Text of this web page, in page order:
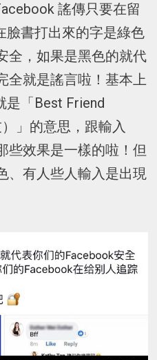
謠傳只要在留
臉書打出來的字是綠色
全，如果是黑色的就代
全就是謠言啦！基本上
是「Best Friend
」的意思，跟輸入
些效果是一樣的啦！但
、有人些人輸入是出現